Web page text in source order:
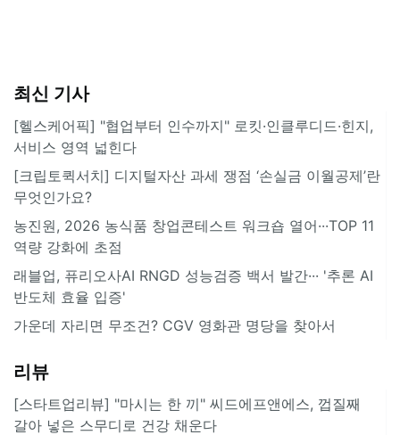
최신 기사
[헬스케어픽] "협업부터 인수까지" 로킷·인클루디드·힌지,
서비스 영역 넓힌다
[크립토퀵서치] 디지털자산 과세 쟁점 ‘손실금 이월공제’란
무엇인가요?
농진원, 2026 농식품 창업콘테스트 워크숍 열어···TOP 11
역량 강화에 초점
래블업, 퓨리오사AI RNGD 성능검증 백서 발간··· '추론 AI
반도체 효율 입증'
가운데 자리면 무조건? CGV 영화관 명당을 찾아서
리뷰
[스타트업리뷰] "마시는 한 끼" 씨드에프앤에스, 껍질째
갈아 넣은 스무디로 건강 채운다